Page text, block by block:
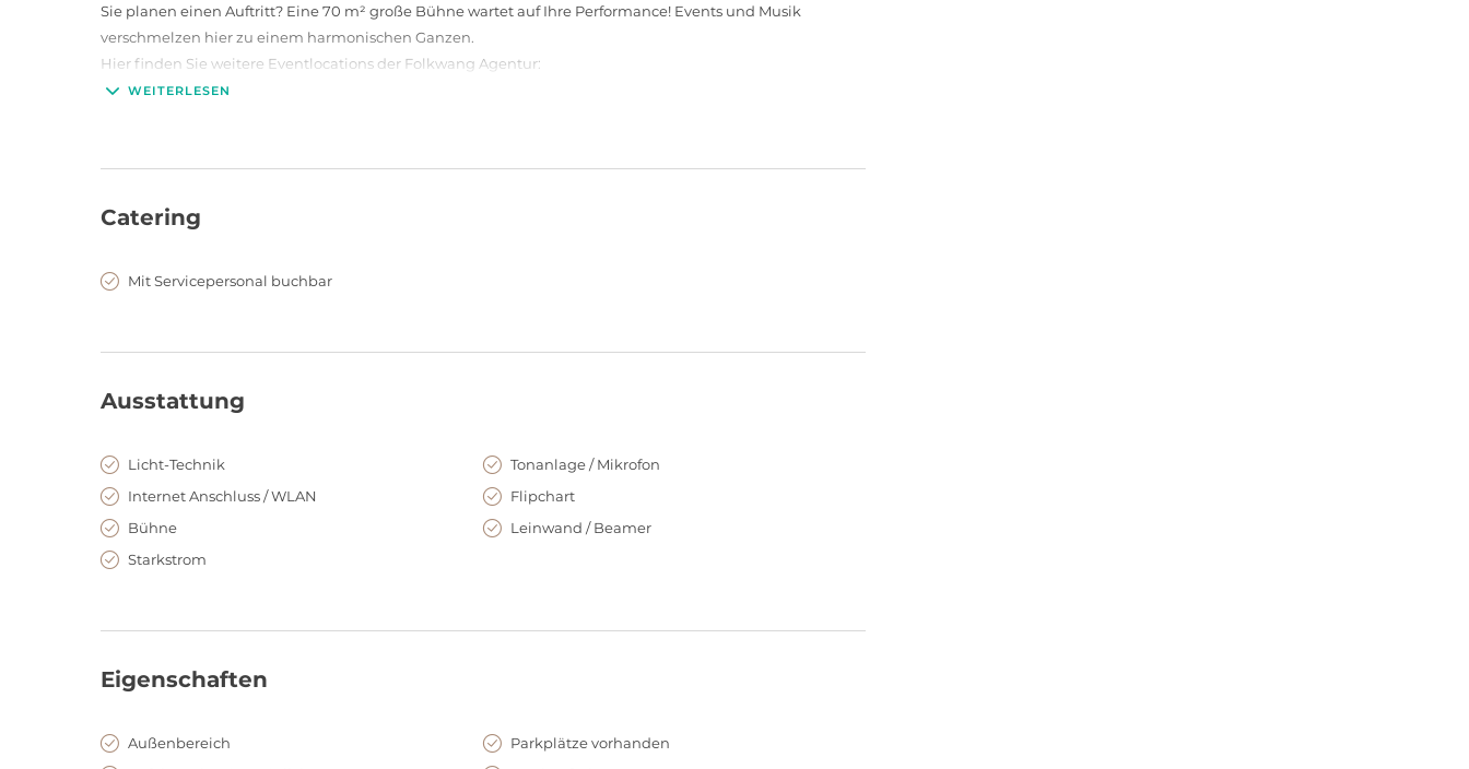
Sie planen einen Auftritt? Eine 70 m² große Bühne wartet auf Ihre Performance! Events und Musik
verschmelzen hier zu einem harmonischen Ganzen.
Hier finden Sie weitere Eventlocations der Folkwang Agentur:
Kleiner Konzertsaal Duisburg
WEITERLESEN
Catering
Mit Servicepersonal buchbar
Ausstattung
Licht-Technik
Tonanlage / Mikrofon
Internet Anschluss / WLAN
Flipchart
Bühne
Leinwand / Beamer
Starkstrom
Eigenschaften
Außenbereich
Parkplätze vorhanden